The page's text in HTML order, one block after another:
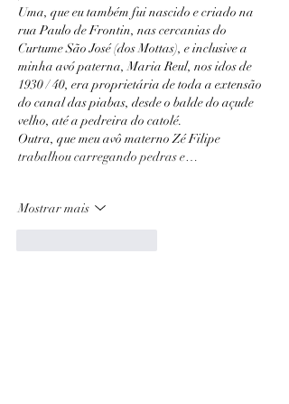
Uma, que eu também fui nascido e criado na
rua Paulo de Frontin, nas cercanias do
Curtume São José (dos Mottas), e inclusive a
minha avó paterna, Maria Reul, nos idos de
1930 / 40, era proprietária de toda a extensão
do canal das piabas, desde o balde do açude
velho, até a pedreira do catolé.
Outra, que meu avô materno Zé Filipe
trabalhou carregando pedras e…
Mostrar mais